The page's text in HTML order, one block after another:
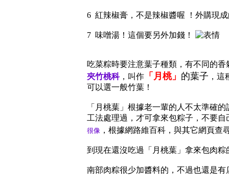
6 紅辣椒膏，不是辣椒醬喔 ！外購現
7 味噌湯！這個要另外加錢！
吃菜粽時要注意葉子種類，有不同的
夾竹桃科，叫作 「月桃」 的葉子 ，
可以選一般竹葉！
「月桃葉」根據老一輩的人不太準確
工法處理過，才可拿來包粽子，不要
很像 ，根據網路維百科，與其它網頁查
到現在還沒吃過「月桃葉」拿來包肉
南部肉粽很少加醬料的，不過也還是